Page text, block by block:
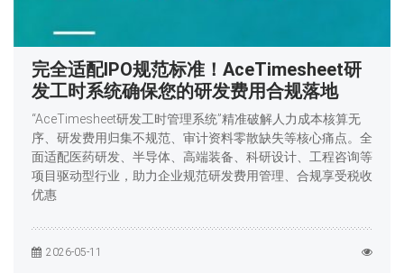
完全适配IPO规范标准！AceTimesheet研
发工时系统确保您的研发费用合规落地
“AceTimesheet研发工时管理系统”精准破解人力成本核算无
序、研发费用归集不规范、审计资料零散缺失等核心痛点。全
面适配医药研发、半导体、高端装备、科研设计、工程咨询等
项目驱动型行业，助力企业规范研发费用管理、合规享受税收
优惠
2026-05-11